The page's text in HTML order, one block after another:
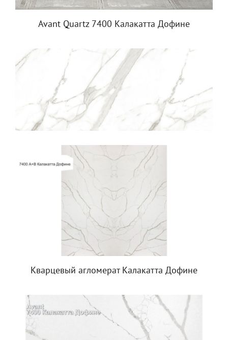
Avant Quartz 7400 Калакатта Дофине
Кварцевый агломерат Калакатта Дофине